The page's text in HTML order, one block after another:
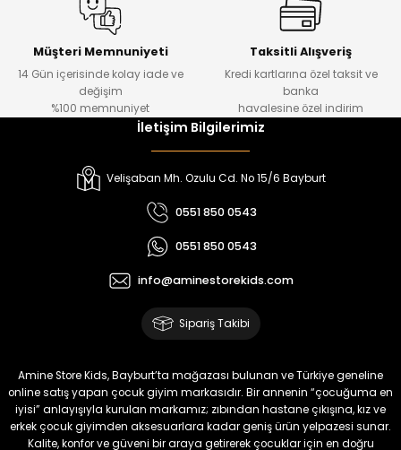
Urban Kız Çocuk Süveterli Tunik Gömlek Navi Kız Çocuk Kot Pantolon
₺ 650
Melra Kız Çocuk Kot Pantolon
%15
Tivon Kız Çocuk 3’lü Takım
₺ 2.340
Koren Kız Çocuk ve Bebek Tayt
₺ 320
₺ 250
Yeni
Koren Kız Çocuk ve Bebek Tayt
₺ 320
₺ 250
%22 %22
Müşteri Memnuniyeti
14 Gün içerisinde kolay iade ve
değişim
%100 memnuniyet
Taksitli Alışveriş
Kredi kartlarına özel taksit ve
banka
havalesine özel indirim
İletişim Bilgilerimiz
Velişaban Mh. Ozulu Cd. No 15/6 Bayburt
0551 850 0543
0551 850 0543
info@aminestorekids.com
Sipariş Takibi
Amine Store Kids, Bayburt’ta mağazası bulunan ve Türkiye geneline
online satış yapan çocuk giyim markasıdır. Bir annenin “çocuğuma en
iyisi” anlayışıyla kurulan markamız; zıbından hastane çıkışına, kız ve
erkek çocuk giyimden aksesuarlara kadar geniş ürün yelpazesi sunar.
Kalite, konfor ve güveni bir araya getirerek çocuklar için en doğru